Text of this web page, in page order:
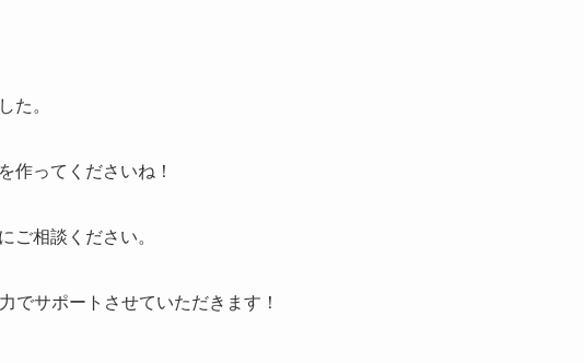
た。
作ってくださいね！
ご相談ください。
でサポートさせていただきます！